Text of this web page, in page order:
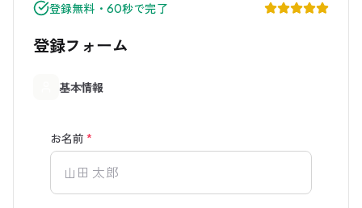
登録無料・60秒で完了
登録フォーム
基本情報
お名前 *